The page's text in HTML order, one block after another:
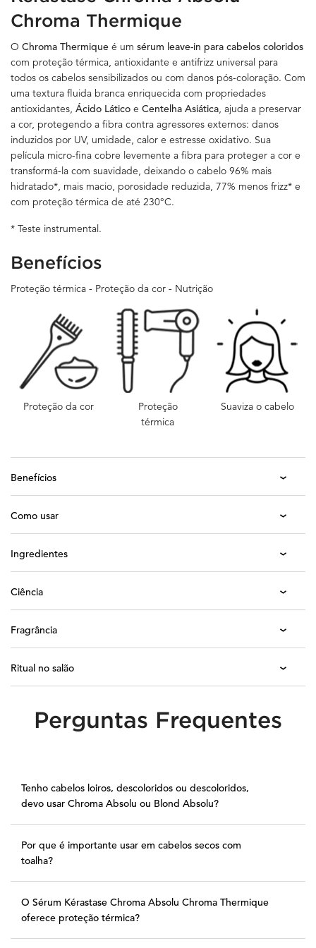
Chroma Thermique
O Chroma Thermique é um sérum leave-in para cabelos coloridos
com proteção térmica, antioxidante e antifrizz universal para
todos os cabelos sensibilizados ou com danos pós-coloração. Com
uma textura fluida branca enriquecida com propriedades
antioxidantes, Ácido Lático e Centelha Asiática, ajuda a preservar
a cor, protegendo a fibra contra agressores externos: danos
induzidos por UV, umidade, calor e estresse oxidativo. Sua
película micro-fina cobre levemente a fibra para proteger a cor e
transformá-la com suavidade, deixando o cabelo 96% mais
hidratado*, mais macio, porosidade reduzida, 77% menos frizz* e
com proteção térmica de até 230°C.
* Teste instrumental.
Benefícios
Proteção térmica - Proteção da cor - Nutrição
Proteção da cor
Proteção
térmica
Suaviza o cabelo
Benefícios
Como usar
Ingredientes
Ciência
Fragrância
Ritual no salão
PDP Section FAQs
Perguntas Frequentes
Tenho cabelos loiros, descoloridos ou descoloridos,
devo usar Chroma Absolu ou Blond Absolu?
Por que é importante usar em cabelos secos com
toalha?
O Sérum Kérastase Chroma Absolu Chroma Thermique
oferece proteção térmica?